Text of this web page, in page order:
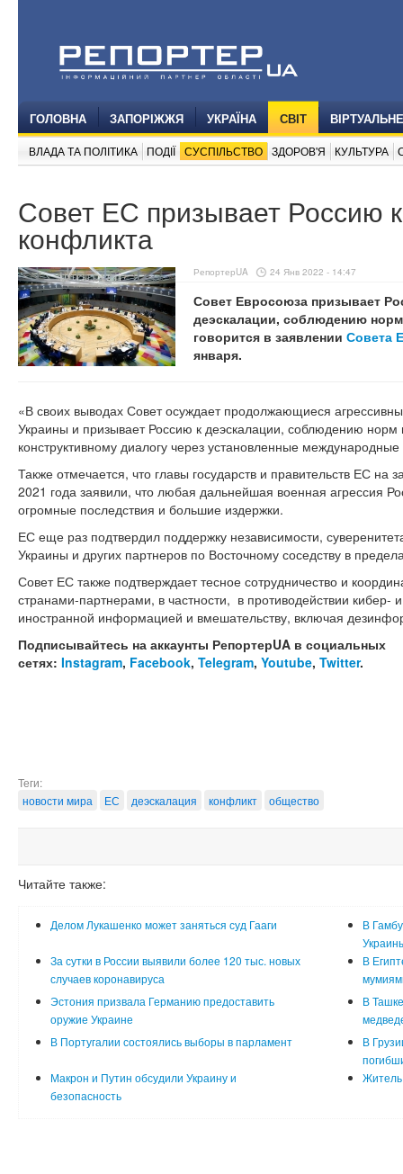
ГОЛОВНА ЗАПОРІЖЖЯ УКРАЇНА СВІТ
ВЛАДА ТА ПОЛІТИКА ПОДІЇ СУСПІЛЬСТВО ЗДОРОВ'Я КУЛЬТУРА
Совет ЕС призывает Россию
конфликта
РепортерUA 24 Янв 2022 - 14:47
Совет Евросоюза призывает
деэскалации, соблюдению
говорится в заявлении Совета
января.
«В своих выводах Совет осуждает продолжающиеся
Украины и призывает Россию к деэскалации, соблюдению
конструктивному диалогу через установленные
Также отмечается, что главы государств и правительств ЕС на
2021 года заявили, что любая дальнейшая военная агрессия
огромные последствия и большие издержки.
ЕС еще раз подтвердил поддержку независимости,
Украины и других партнеров по Восточному соседству в
Совет ЕС также подтверждает тесное сотрудничество и
странами-партнерами, в частности, в противодействии
иностранной информацией и вмешательству, включая
Подписывайтесь на аккаунты РепортерUA в социальных
сетях: Instagram, Facebook, Telegram, Youtube, Twitter.
Теги:
новости мира
ЕС деэскалация конфликт общество
Читайте также:
Делом Лукашенко может заняться суд Гааги
В
За сутки в России выявили более 120 тыс. новых
случаев коронавируса
В
Эстония призвала Германию предоставить
оружие Украине
В
В Португалии состоялись выборы в парламент
В
Макрон и Путин обсудили Украину и
безопасность
Житель